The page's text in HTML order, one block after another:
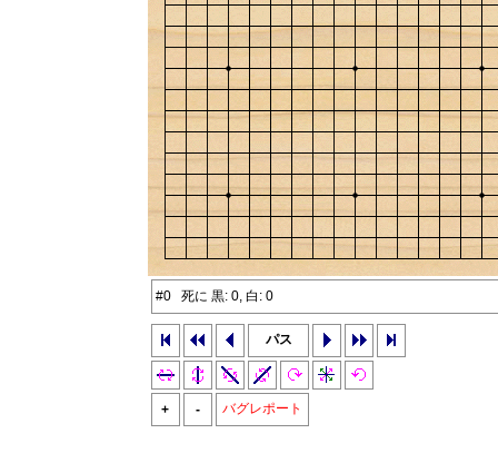
#0 死に 黒: 0, 白: 0
パス
+ - バグレポート